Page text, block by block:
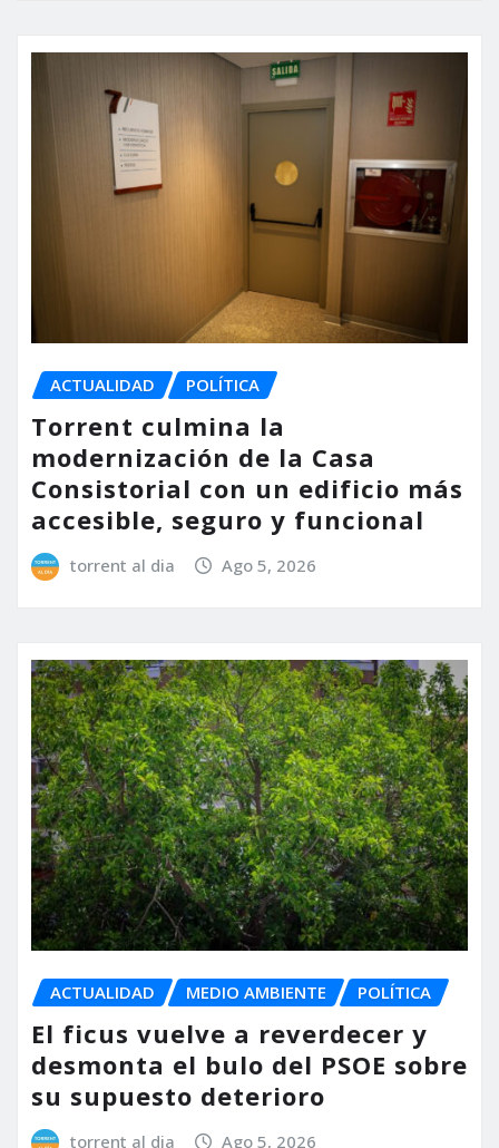
ACTUALIDAD POLÍTICA
Torrent culmina la
modernización de la Casa
Consistorial con un edificio más
accesible, seguro y funcional
torrent al dia Ago 5, 2026
ACTUALIDAD MEDIO AMBIENTE POLÍTICA
El ficus vuelve a reverdecer y
desmonta el bulo del PSOE sobre
su supuesto deterioro
torrent al dia Ago 5, 2026